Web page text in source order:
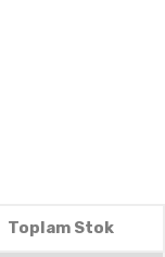
Toplam Stok